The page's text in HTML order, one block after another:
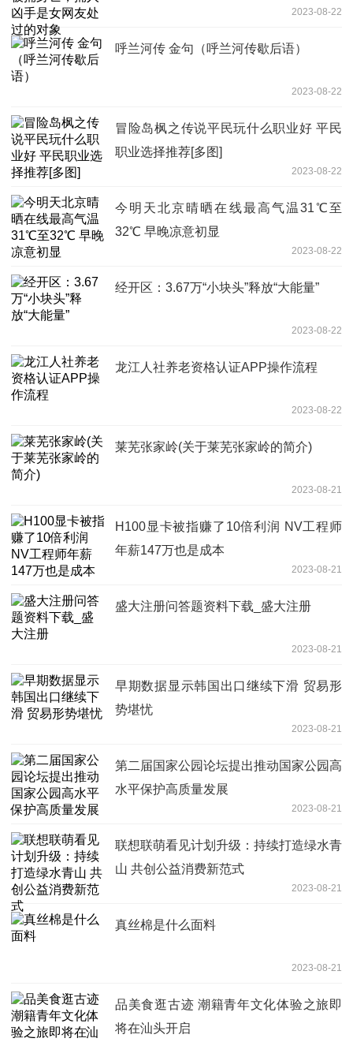
2023-08-22
呼兰河传 金句（呼兰河传歇后语）
2023-08-22
冒险岛枫之传说平民玩什么职业好 平民
职业选择推荐[多图]
2023-08-22
今明天北京晴晒在线最高气温31℃至
32℃ 早晚凉意初显
2023-08-22
经开区：3.67万“小块头”释放“大能量”
2023-08-22
龙江人社养老资格认证APP操作流程
2023-08-22
莱芜张家岭(关于莱芜张家岭的简介)
2023-08-21
H100显卡被指赚了10倍利润 NV工程师
年薪147万也是成本
2023-08-21
盛大注册问答题资料下载_盛大注册
2023-08-21
早期数据显示韩国出口继续下滑 贸易形
势堪忧
2023-08-21
第二届国家公园论坛提出推动国家公园高
水平保护高质量发展
2023-08-21
联想联萌看见计划升级：持续打造绿水青
山 共创公益消费新范式
2023-08-21
真丝棉是什么面料
2023-08-21
品美食逛古迹 潮籍青年文化体验之旅即
将在汕头开启